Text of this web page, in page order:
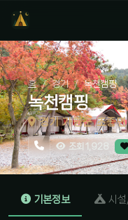
홈 경기 녹천캠핑
녹천캠핑
경기 가평군 조종
조회 1,928
기본정보 시